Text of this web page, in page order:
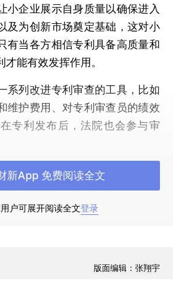
小企业展示自身质量以确保进入
及为创新市场奠定基础，这对小
有当各方相信专利具备高质量和
能有效发挥作用。
列改进专利审查的工具，比如
维护费用、对专利审查员的绩效
专利发布后，法院也会参与审
占10%或更多）。
和校准模拟表明，专利局和法
改善专利质量。
户可展开阅读全文登录
新App 免费阅读全文
版面编辑：张翔宇